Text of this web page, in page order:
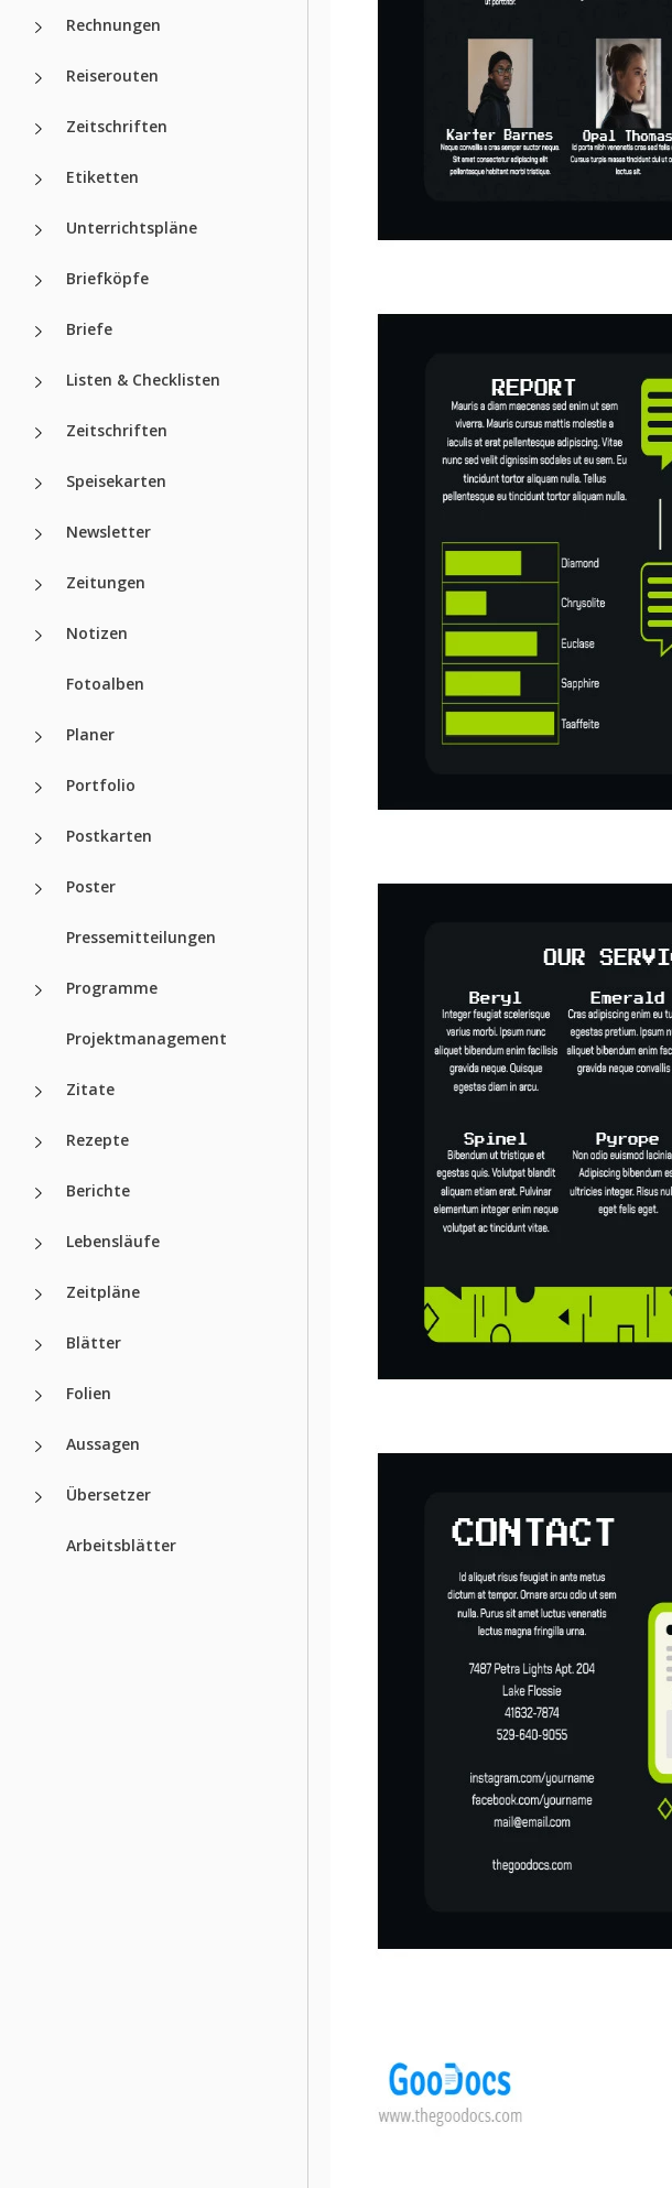
Rechnungen
Reiserouten
Zeitschriften
Etiketten
Unterrichtspläne
Briefköpfe
Briefe
Listen & Checklisten
Zeitschriften
Speisekarten
Newsletter
Zeitungen
Notizen
Fotoalben
Planer
Portfolio
Postkarten
Poster
Pressemitteilungen
Programme
Projektmanagement
Zitate
Rezepte
Berichte
Lebensläufe
Zeitpläne
Blätter
Folien
Aussagen
Übersetzer
Arbeitsblätter